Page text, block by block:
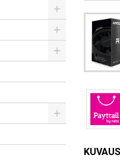
KUVAUS